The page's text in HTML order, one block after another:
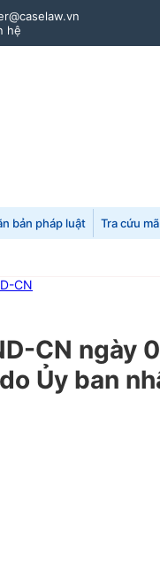
hệ
bản pháp luật Tra cứu
CN
CN
Ủy ban